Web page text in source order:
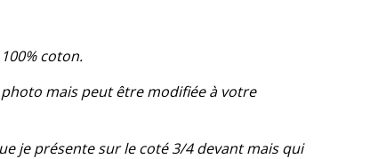
coton.
mais peut être modifiée à votre
je présente sur le coté 3/4 devant mais qui